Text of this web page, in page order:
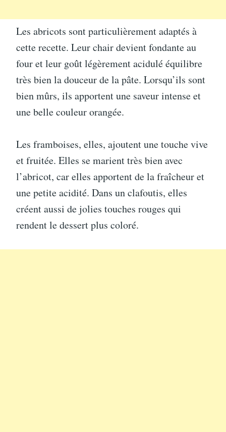
Les abricots sont particulièrement adaptés à
cette recette. Leur chair devient fondante au
four et leur goût légèrement acidulé équilibre
très bien la douceur de la pâte. Lorsqu’ils sont
bien mûrs, ils apportent une saveur intense et
une belle couleur orangée.
Les framboises, elles, ajoutent une touche vive
et fruitée. Elles se marient très bien avec
l’abricot, car elles apportent de la fraîcheur et
une petite acidité. Dans un clafoutis, elles
créent aussi de jolies touches rouges qui
rendent le dessert plus coloré.